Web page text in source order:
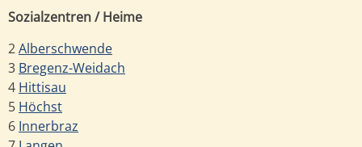
Sozialzentren / Heime
2Alberschwende
3 Bregenz-Weidach
4 Hittisau
5 Höchst
6 Innerbraz